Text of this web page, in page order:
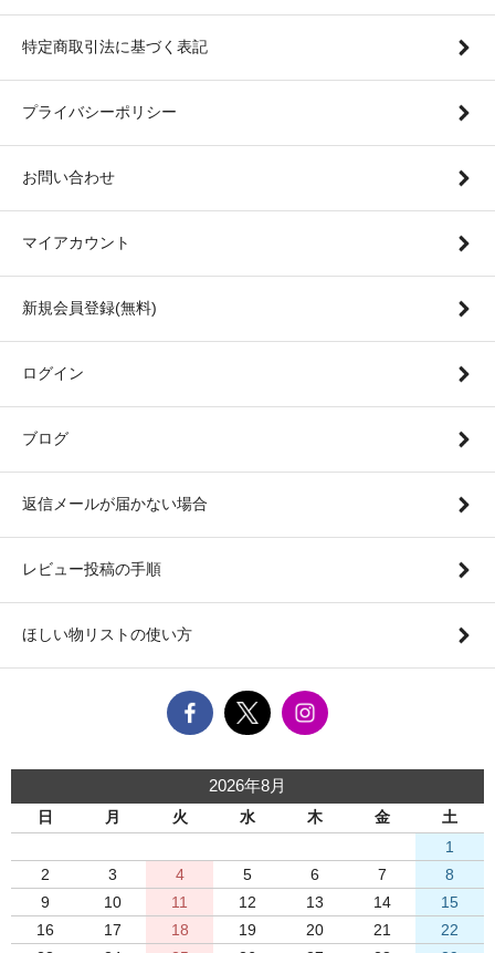
特定商取引法に基づく表記
プライバシーポリシー
お問い合わせ
マイアカウント
新規会員登録(無料)
ログイン
ブログ
返信メールが届かない場合
レビュー投稿の手順
ほしい物リストの使い方
2026年8月
日 月 火 水 木 金
土
1
2
3 4 5 6 7
8
9
10 11 12 13 14
15
16
17 18 19 20 21
22